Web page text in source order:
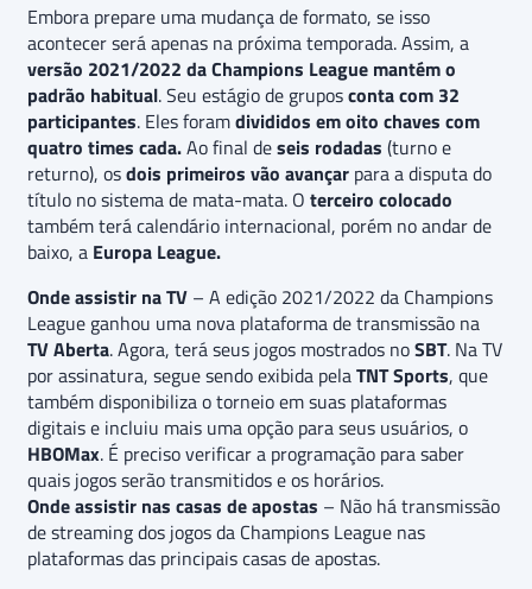
Embora prepare uma mudança de formato, se isso
acontecer será apenas na próxima temporada. Assim, a
versão 2021/2022 da Champions League mantém o
padrão habitual. Seu estágio de gruposconta com 32
participantes. Eles foramdivididos em oito chaves com
quatro times cada.Ao final deseis rodadas (turno e
returno), osdois primeiros vão avançar para a disputa do
título no sistema de mata-mata. O terceiro colocado
também terá calendário internacional, porém no andar de
baixo, a Europa League.
Onde assistir na TV – A edição 2021/2022 da Champions
League ganhou uma nova plataforma de transmissão na
TV Aberta. Agora, terá seus jogos mostrados noSBT. Na TV
por assinatura, segue sendo exibida pelaTNT Sports, que
também disponibiliza o torneio em suas plataformas
digitais e incluiu mais uma opção para seus usuários, o
HBOMax. É preciso verificar a programação para saber
quais jogos serão transmitidos e os horários.
Onde assistir nas casas de apostas – Não há transmissão
de streaming dos jogos da Champions League nas
plataformas das principais casas de apostas.